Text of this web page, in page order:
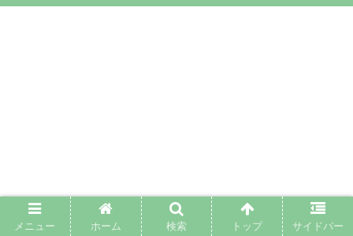
メニュー ホーム 検索 トップ サイドバー